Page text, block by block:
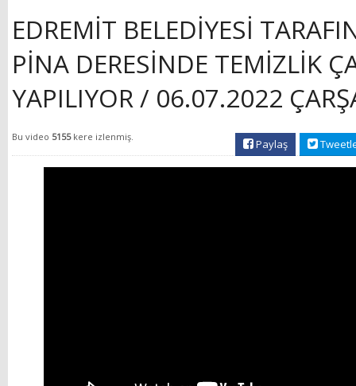
EDREMİT BELEDİYESİ
PİNA DERESİNDE TEMİZLİK
YAPILIYOR / 06.07.2022
Bu video 5155kere izlenmiş.
Paylaş